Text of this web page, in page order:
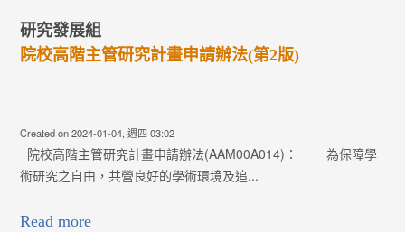
研究發展組
院校高階主管研究計畫申請辦法(第2版)
Created on 2024-01-04, 週四 03:02
院校高階主管研究計畫申請辦法(AAM00A014)： 為保障學
術研究之自由，共營良好的學術環境及追...
Read more